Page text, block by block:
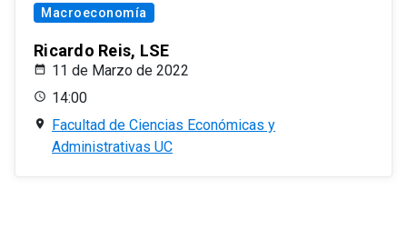
Macroeconomía
Ricardo Reis, LSE
11 de Marzo de 2022
14:00
Facultad de Ciencias Económicas y
Administrativas UC